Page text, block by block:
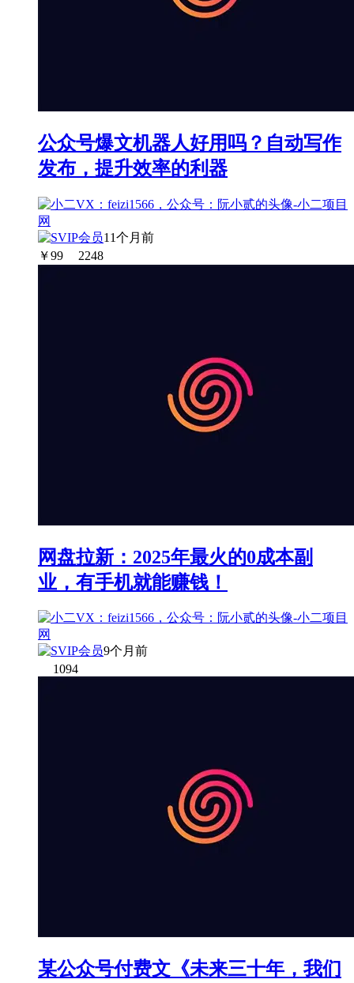
公众号爆文机器人好用吗？自动写作
发布，提升效率的利器
11个月前
￥99 2248
网盘拉新：2025年最火的0成本副
业，有手机就能赚钱！
9个月前
1094
某公众号付费文《未来三十年，我们